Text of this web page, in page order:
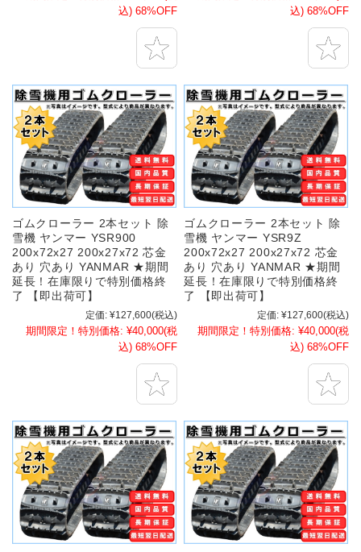
込) 68%OFF
込) 68%OFF
ゴムクローラー 2本セット 除
雪機 ヤンマー YSR900
200x72x27 200x27x72 芯金
あり 穴あり YANMAR ★期間
延長！在庫限りで特別価格終
了 【即出荷可】
定価: ¥127,600(税込)
期間限定！特別価格: ¥40,000(税
込) 68%OFF
ゴムクローラー 2本セット 除
雪機 ヤンマー YSR9Z
200x72x27 200x27x72 芯金
あり 穴あり YANMAR ★期間
延長！在庫限りで特別価格終
了 【即出荷可】
定価: ¥127,600(税込)
期間限定！特別価格: ¥40,000(税
込) 68%OFF